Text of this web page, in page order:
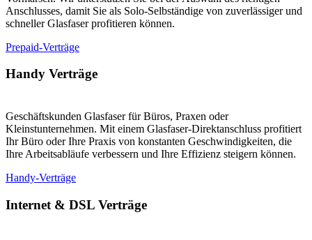
Anschlusses, damit Sie als Solo-Selbständige von zuverlässiger und
schneller Glasfaser profitieren können.
Prepaid-Verträge
Handy Verträge
Geschäftskunden Glasfaser für Büros, Praxen oder
Kleinstunternehmen. Mit einem Glasfaser-Direktanschluss profitiert
Ihr Büro oder Ihre Praxis von konstanten Geschwindigkeiten, die
Ihre Arbeitsabläufe verbessern und Ihre Effizienz steigern können.
Handy-Verträge
Internet & DSL Verträge